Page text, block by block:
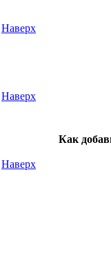
Наверх
Наверх
Как
Наверх